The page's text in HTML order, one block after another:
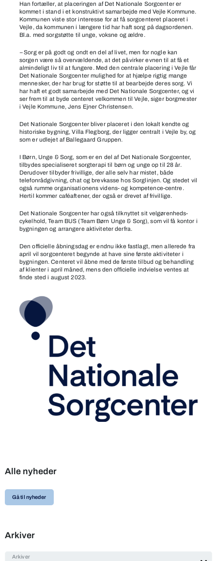
Han fortæller, at placeringen af Det Nationale Sorgcenter er
kommet i stand i et konstruktivt samarbejde med Vejle Kommune.
Kommunen viste stor interesse for at få sorgcenteret placeret i
Vejle, da kommunen i længere tid har haft sorg på dagsordenen.
Bl.a. med sorgstøtte til unge, voksne og ældre.
–Sorg er på godt og ondt en del af livet, men for nogle kan
sorgen være så overvældende, at det påvirker evnen til at få et
almindeligt liv til at fungere. Med den centrale placering i Vejle får
Det Nationale Sorgcenter mulighed for at hjælpe rigtig mange
mennesker, der har brug for støtte til at bearbejde deres sorg. Vi
har haft et godt samarbejde med Det Nationale Sorgcenter, og vi
ser frem til at byde centeret velkommen til Vejle, siger borgmester
i Vejle Kommune, Jens Ejner Christensen.
Det Nationale Sorgcenter bliver placeret i den lokalt kendte og
historiske bygning, Villa Flegborg, der ligger centralt i Vejle by, og
som er udlejet af Ballegaard Gruppen.
I Børn, Unge & Sorg, som er en del af Det Nationale Sorgcenter,
tilbydes specialiseret sorgterapi til børn og unge op til 28 år.
Derudover tilbyder frivillige, der alle selv har mistet, både
telefonrådgivning, chat og brevkasse hos Sorglinjen. Og stedet vil
også rumme organisationens videns- og kompetence-centre.
Hertil kommer caféaftener, der også er drevet af frivillige.
Det Nationale Sorgcenter har også tilknyttet sit velgørenheds-
cykelhold, Team BUS (Team Børn Unge & Sorg), som vil få kontor i
bygningen og arrangere aktiviteter derfra.
Den officielle åbningsdag er endnu ikke fastlagt, men allerede fra
april vil sorgcenteret begynde at have sine første aktiviteter i
bygningen. Centeret vil åbne med de første tilbud og behandling
af klienter i april måned, mens den officielle indvielse ventes at
finde sted i august 2023.
Alle nyheder
Gå til nyheder
Arkiver
Arkiver